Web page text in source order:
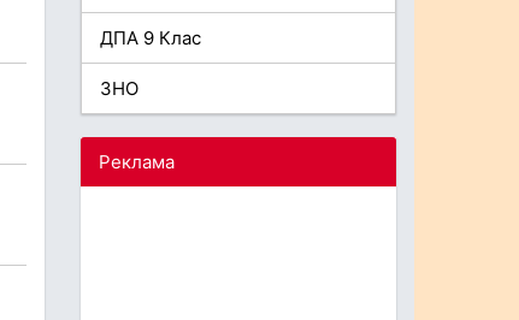
ДПА 9 Клас
ЗНО
Реклама